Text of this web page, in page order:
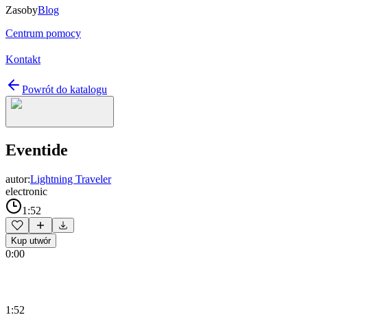
ZasobyBlog
Centrum pomocy
Kontakt
Powrót do katalogu
Eventide
autor:Lightning Traveler
electronic
1:52
Kup utwór
0:00
1:52